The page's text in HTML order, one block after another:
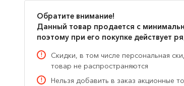
Обратите внимание!
Данный товар продается с
поэтому при его покупке действует
Скидки, в том числе персональная
товар не распространяются
Нельзя добавить в заказ акционные